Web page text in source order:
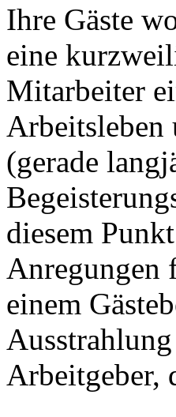
Ihre Gäste
eine
Mitarbeiter
Arbeitsleben
(gerade
diesem
Anregungen
einem
Arbeitgeber,